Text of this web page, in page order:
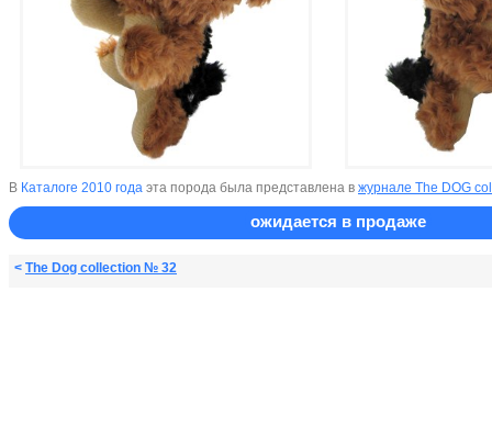
В Каталоге 2010 года эта порода была представлена в журнале The DOG
ожидается в продаже
< The Dog collection № 32